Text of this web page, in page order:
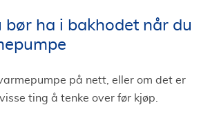
bør ha i bakhodet når du
på nett, eller om det er
ting å tenke over før kjøp.